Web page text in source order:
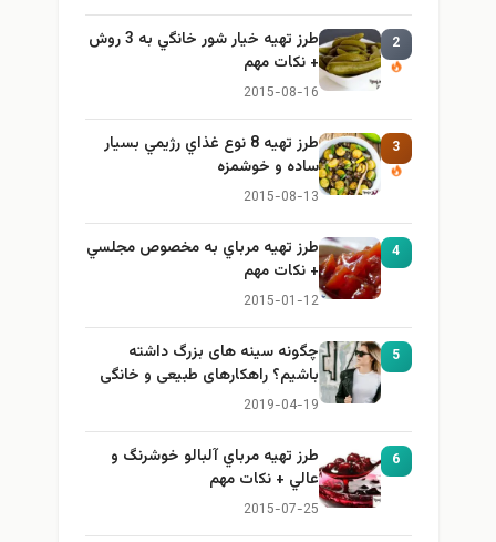
2
طرز تهيه خیار شور خانگي به 3 روش
+ نكات مهم
2015-08-16
3
طرز تهيه 8 نوع غذاي رژيمي بسيار
ساده و خوشمزه
2015-08-13
4
طرز تهيه مرباي به مخصوص مجلسي
+ نكات مهم
2015-01-12
5
چگونه سینه های بزرگ داشته
باشیم؟ راهکارهای طبیعی و خانگی
برای بزرگ کردن سینه
2019-04-19
6
طرز تهيه مرباي آلبالو خوشرنگ و
عالي + نكات مهم
2015-07-25